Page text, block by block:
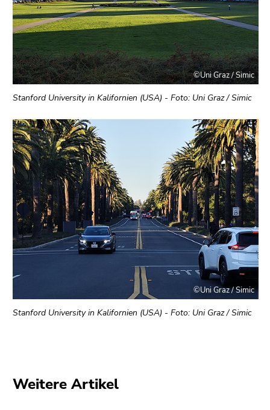
©Uni Graz / Simic
Stanford University in Kalifornien (USA) - Foto: Uni Graz / Simic
©Uni Graz / Simic
Stanford University in Kalifornien (USA) - Foto: Uni Graz / Simic
Weitere Artikel